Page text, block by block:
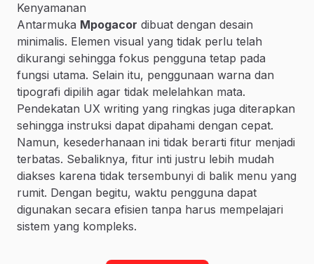
Kenyamanan
Antarmuka Mpogacor dibuat dengan desain
minimalis. Elemen visual yang tidak perlu telah
dikurangi sehingga fokus pengguna tetap pada
fungsi utama. Selain itu, penggunaan warna dan
tipografi dipilih agar tidak melelahkan mata.
Pendekatan UX writing yang ringkas juga diterapkan
sehingga instruksi dapat dipahami dengan cepat.
Namun, kesederhanaan ini tidak berarti fitur menjadi
terbatas. Sebaliknya, fitur inti justru lebih mudah
diakses karena tidak tersembunyi di balik menu yang
rumit. Dengan begitu, waktu pengguna dapat
digunakan secara efisien tanpa harus mempelajari
sistem yang kompleks.